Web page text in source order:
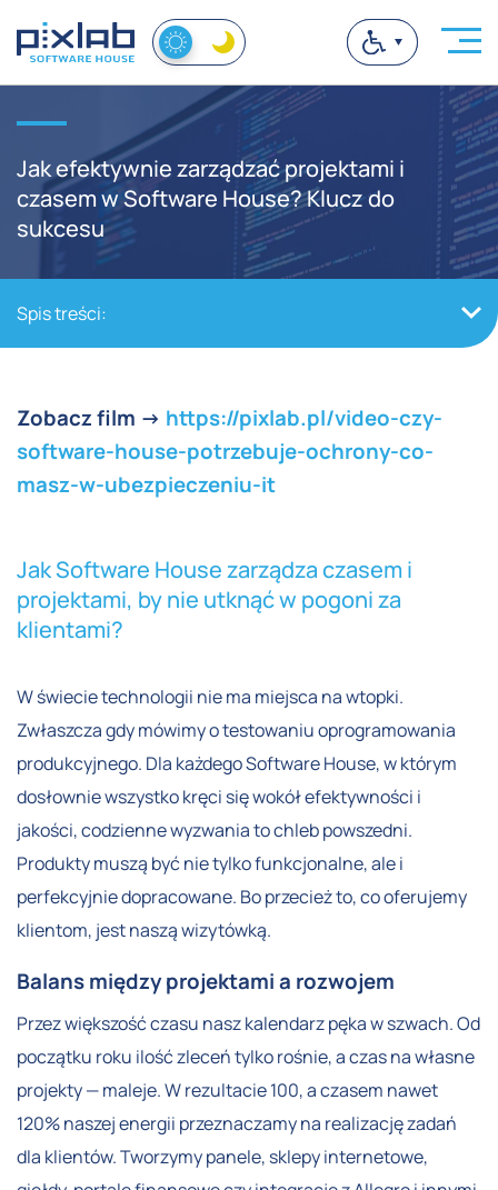
Jak efektywnie zarządzać projektami i
czasem w Software House? Klucz do
sukcesu
Spis treści:
Zobacz film -> https://pixlab.pl/video-czy-
software-house-potrzebuje-ochrony-co-
masz-w-ubezpieczeniu-it
Jak Software House zarządza czasem i
projektami, by nie utknąć w pogoni za
klientami?
W świecie technologii nie ma miejsca na wtopki.
Zwłaszcza gdy mówimy o testowaniu oprogramowania
produkcyjnego. Dla każdego Software House, w którym
dosłownie wszystko kręci się wokół efektywności i
jakości, codzienne wyzwania to chleb powszedni.
Produkty muszą być nie tylko funkcjonalne, ale i
perfekcyjnie dopracowane. Bo przecież to, co oferujemy
klientom, jest naszą wizytówką.
Balans między projektami a rozwojem
Przez większość czasu nasz kalendarz pęka w szwach. Od
początku roku ilość zleceń tylko rośnie, a czas na własne
projekty — maleje. W rezultacie 100, a czasem nawet
120% naszej energii przeznaczamy na realizację zadań
dla klientów. Tworzymy panele, sklepy internetowe,